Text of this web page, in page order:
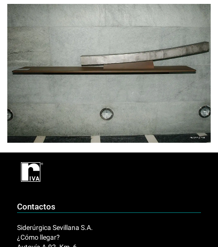
Contactos
Siderúrgica Sevillana S.A.
¿Cómo llegar?